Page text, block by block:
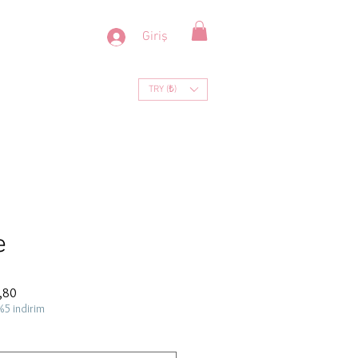
Giriş
TRY (₺)
Fiyat
indirim